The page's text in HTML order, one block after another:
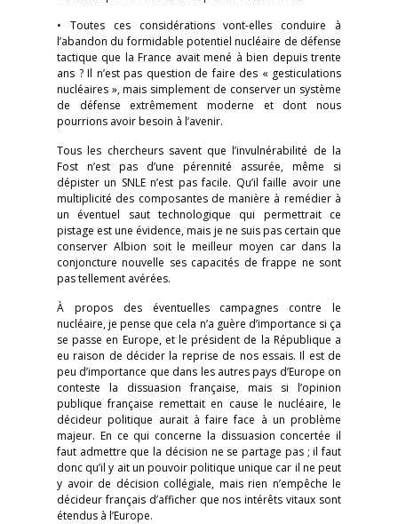
• Toutes ces considérations vont-elles conduire à
l’abandon du formidable potentiel nucléaire de défense
tactique que la France avait mené à bien depuis trente
ans ? Il n’est pas question de faire des « gesticulations
nucléaires », mais simplement de conserver un système
de défense extrêmement moderne et dont nous
pourrions avoir besoin à l’avenir.
Tous les chercheurs savent que l’invulnérabilité de la
Fost n’est pas d’une pérennité assurée, même si
dépister un SNLE n’est pas facile. Qu’il faille avoir une
multiplicité des composantes de manière à remédier à
un éventuel saut technologique qui permettrait ce
pistage est une évidence, mais je ne suis pas certain que
conserver Albion soit le meilleur moyen car dans la
conjoncture nouvelle ses capacités de frappe ne sont
pas tellement avérées.
À propos des éventuelles campagnes contre le
nucléaire, je pense que cela n’a guère d’importance si ça
se passe en Europe, et le président de la République a
eu raison de décider la reprise de nos essais. Il est de
peu d’importance que dans les autres pays d’Europe on
conteste la dissuasion française, mais si l’opinion
publique française remettait en cause le nucléaire, le
décideur politique aurait à faire face à un problème
majeur. En ce qui concerne la dissuasion concertée il
faut admettre que la décision ne se partage pas ; il faut
donc qu’il y ait un pouvoir politique unique car il ne peut
y avoir de décision collégiale, mais rien n’empêche le
décideur français d’afficher que nos intérêts vitaux sont
étendus à l’Europe.